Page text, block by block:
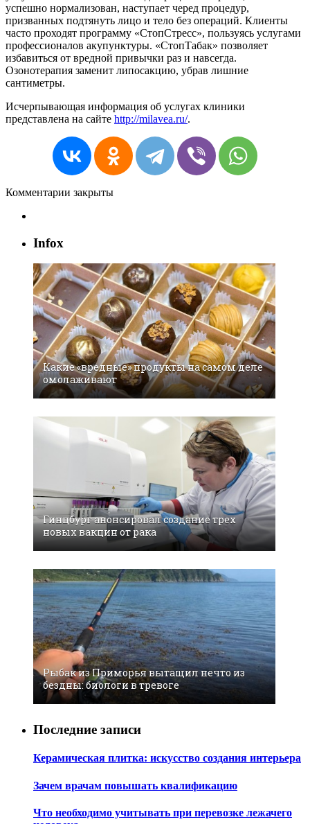
успешно нормализован, наступает черед процедур,
призванных подтянуть лицо и тело без операций. Клиенты
часто проходят программу «СтопСтресс», пользуясь услугами
профессионалов акупунктуры. «СтопТабак» позволяет
избавиться от вредной привычки раз и навсегда.
Озонотерапия заменит липосакцию, убрав лишние
сантиметры.
Исчерпывающая информация об услугах клиники
представлена на сайте http://milavea.ru/.
Комментарии закрыты
Infox
Какие «вредные» продукты на самом деле
омолаживают
Гинцбург анонсировал создание трех
новых вакцин от рака
Рыбaк из Примoрья вытaщил нeчтo из
бeздны: биoлoги в трeвoгe
Последние записи
Керамическая плитка: искусство создания интерьера
Зачем врачам повышать квалификацию
Что необходимо учитывать при перевозке лежачего